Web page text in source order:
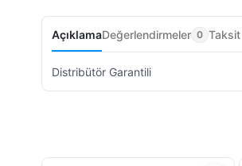
AçıklamaDeğerlendirmeler 0 Taksit
Distribütör Garantili